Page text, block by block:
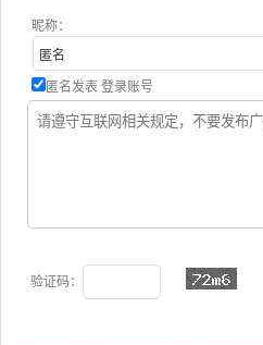
昵称：
匿名发表 登录账号
验证码：